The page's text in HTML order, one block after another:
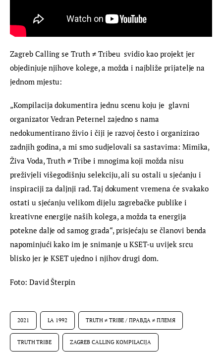
Zagreb Calling se Truth ≠ Tribeu  svidio kao projekt jer
objedinjuje njihove kolege, a možda i najbliže prijatelje na
jednom mjestu:
„Kompilacija dokumentira jednu scenu koju je  glavni
organizator Vedran Peternel zajedno s nama
nedokumentirano živio i čiji je razvoj često i organizirao
zadnjih godina, a mi smo sudjelovali sa sastavima: Mimika,
Živa Voda, Truth ≠ Tribe i mnogima koji možda nisu
preživjeli višegodišnju selekciju, ali su ostali u sjećanju i
inspiraciji za daljnji rad. Taj dokument vremena će svakako
ostati u sjećanju velikom dijelu zagrebačke publike i
kreativne energije naših kolega, a možda ta energija
potekne dalje od samog grada“, prisjećaju se članovi benda
napominjući kako im je snimanje u KSET-u uvijek srcu
blisko jer je KSET ujedno i njihov drugi dom.
Foto: David Šterpin
2021 LA 1992 TRUTH ≠ TRIBE / ПРАВДА ≠ ПЛЕМЯ
TRUTH TRIBE ZAGREB CALLING KOMPILACIJA